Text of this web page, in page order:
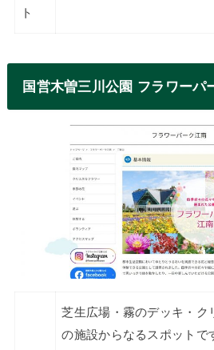
ト
国営木曽三川公園 フラワーパ
芝生広場・霧のデッキ・ク
の施設からなるスポットで